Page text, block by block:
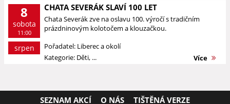
8
sobota
11:00
srpen
CHATA SEVERÁK SLAVÍ 100 LET
Chata Severák zve na oslavu 100. výročí s tradičním
prázdninovým kolotočem a klouzačkou.
Pořadatel: Liberec a okolí
Kategorie: Děti, ...
Více
SEZNAM AKCÍ O NÁS TIŠTĚNÁ VERZE